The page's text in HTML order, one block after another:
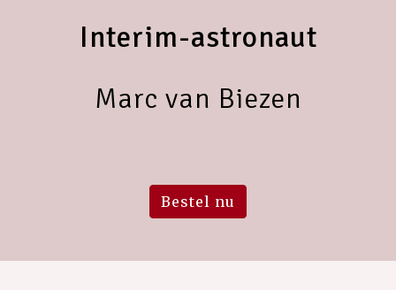
Interim-astronaut
Marc van Biezen
Bestel nu